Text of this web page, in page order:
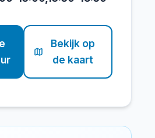
Bekijk op
de kaart